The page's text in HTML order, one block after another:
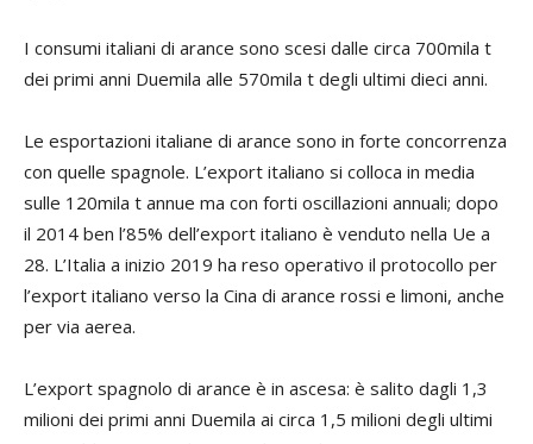
I consumi italiani di arance sono scesi dalle circa 700mila t
dei primi anni Duemila alle 570mila t degli ultimi dieci anni.
Le esportazioni italiane di arance sono in forte concorrenza
con quelle spagnole. L’export italiano si colloca in media
sulle 120mila t annue ma con forti oscillazioni annuali; dopo
il 2014 ben l’85% dell’export italiano è venduto nella Ue a
28. L’Italia a inizio 2019 ha reso operativo il protocollo per
l’export italiano verso la Cina di arance rossi e limoni, anche
per via aerea.
L’export spagnolo di arance è in ascesa: è salito dagli 1,3
milioni dei primi anni Duemila ai circa 1,5 milioni degli ultimi